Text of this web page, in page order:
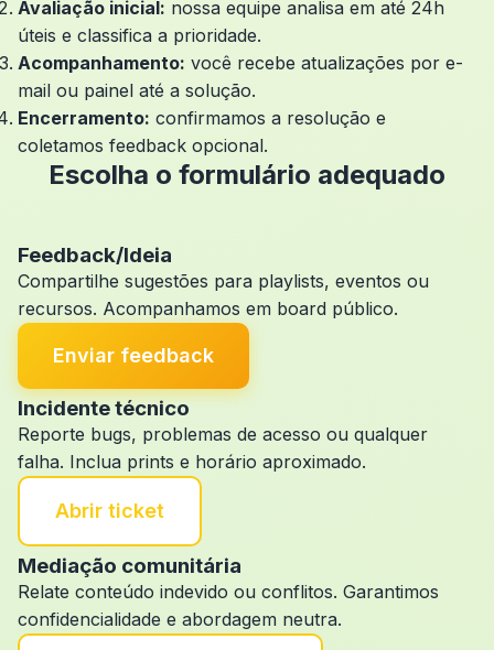
Avaliação inicial: nossa equipe analisa em até 24h
úteis e classifica a prioridade.
Acompanhamento: você recebe atualizações por e-
mail ou painel até a solução.
Encerramento: confirmamos a resolução e
coletamos feedback opcional.
Escolha o formulário adequado
Feedback/Ideia
Compartilhe sugestões para playlists, eventos ou
recursos. Acompanhamos em board público.
Enviar feedback
Incidente técnico
Reporte bugs, problemas de acesso ou qualquer
falha. Inclua prints e horário aproximado.
Abrir ticket
Mediação comunitária
Relate conteúdo indevido ou conflitos. Garantimos
confidencialidade e abordagem neutra.